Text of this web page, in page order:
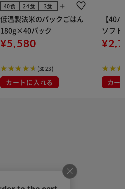
40食 24食 3食 add
低温製法米のパックごはん
180g×40パック
¥5,580
(3023)
カートに入れる
【40
ソフ
組) 5
カー